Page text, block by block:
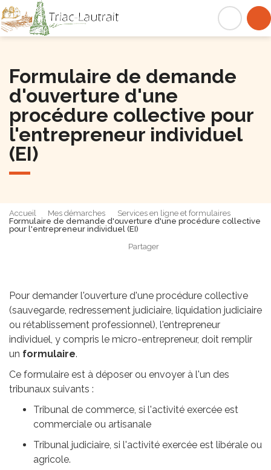
Formulaire de demande
d'ouverture d'une
procédure collective pour
l'entrepreneur individuel
(EI)
Accueil Mes démarches
Services en ligne et formulaires
Formulaire de demande d'ouverture d'une procédure collective
pour l'entrepreneur individuel (EI)
Partager
Pour demander l'ouverture d'une procédure collective
(sauvegarde, redressement judiciaire, liquidation judiciaire
ou rétablissement professionnel), l'entrepreneur
individuel, y compris le micro-entrepreneur, doit remplir
un formulaire.
Ce formulaire est à déposer ou envoyer à l'un des
tribunaux suivants :
Tribunal de commerce, si l'activité exercée est
commerciale ou artisanale
Tribunal judiciaire, si l'activité exercée est libérale ou
agricole.